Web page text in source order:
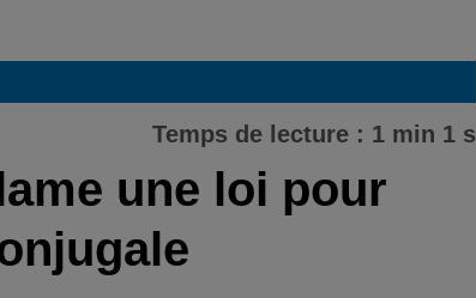
Temps de lecture : 1 min 1 s
une loi pour